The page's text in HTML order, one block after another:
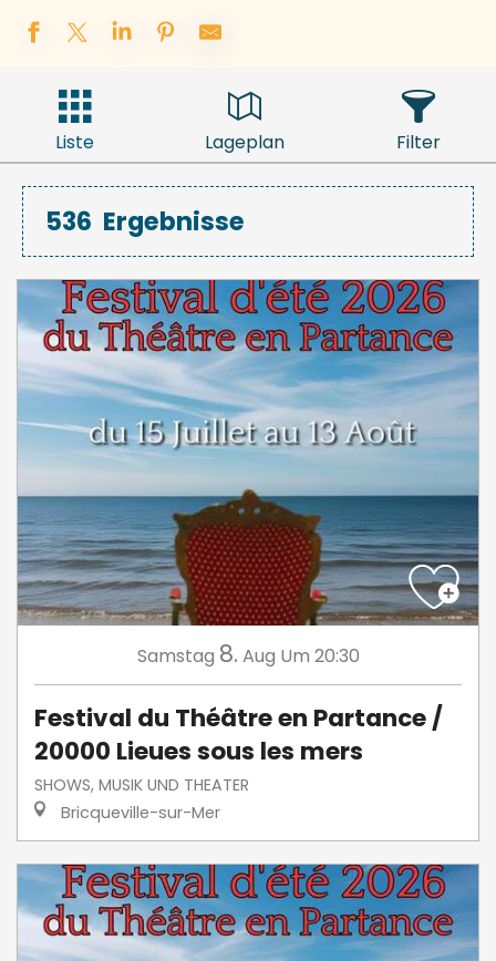
Liste Lageplan Filter
536 Ergebnisse
Samstag 8. Aug Um 20:30
Festival du Théâtre en Partance /
20000 Lieues sous les mers
SHOWS, MUSIK UND THEATER
Bricqueville-sur-Mer